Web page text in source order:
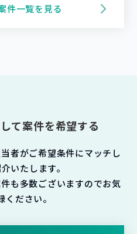
件一覧を見る
て案件を希望する
者がご希望条件にマッチし
いたします。
も多数ございますのでお気
ください。